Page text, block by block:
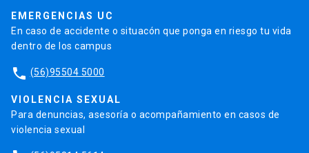
EMERGENCIAS UC
En caso de accidente o situacón que ponga en riesgo tu vida
dentro de los campus
phone (56)95504 5000
VIOLENCIA SEXUAL
Para denuncias, asesoría o acompañamiento en casos de
violencia sexual